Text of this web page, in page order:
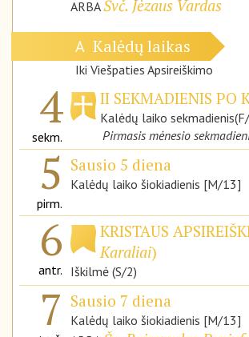
ARBAŠvč. Jėzaus Vardas
A Kalėdų laikas
Iki Viešpaties Apsireiškimo
4
sekm.
II SEKMADIENIS PO
Kalėdų laiko
Pirmasis mėnesio
5
pirm.
Sausio 5 diena
Kalėdų laiko šiokiadienis [M/13]
6
antr.
KRISTAUS
Karaliai)
Iškilmė (S/2)
7 Sausio 7 diena
Kalėdų laiko šiokiadienis [M/13]